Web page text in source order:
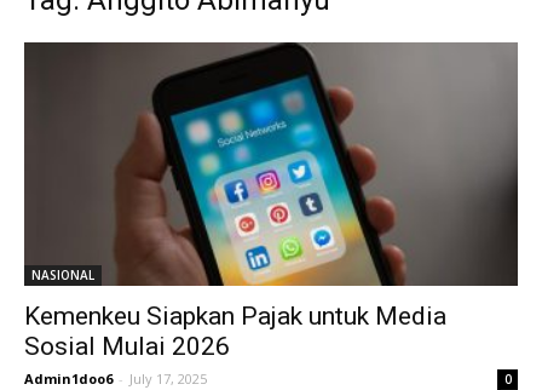
NASIONAL
Kemenkeu Siapkan Pajak untuk Media
Sosial Mulai 2026
Admin1doo6 - July 17, 2025 0